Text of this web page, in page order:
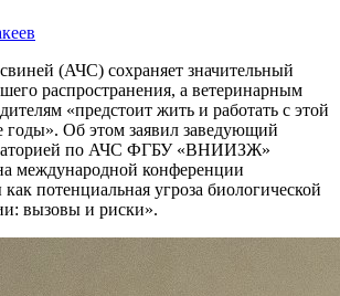
(АЧС) сохраняет значительный
распространения, а ветеринарным
«предстоит жить и работать с этой
годы». Об этом заявил заведующий
по АЧС ФГБУ «ВНИИЗЖ»
международной конференции
потенциальная угроза биологической
вызовы и риски».